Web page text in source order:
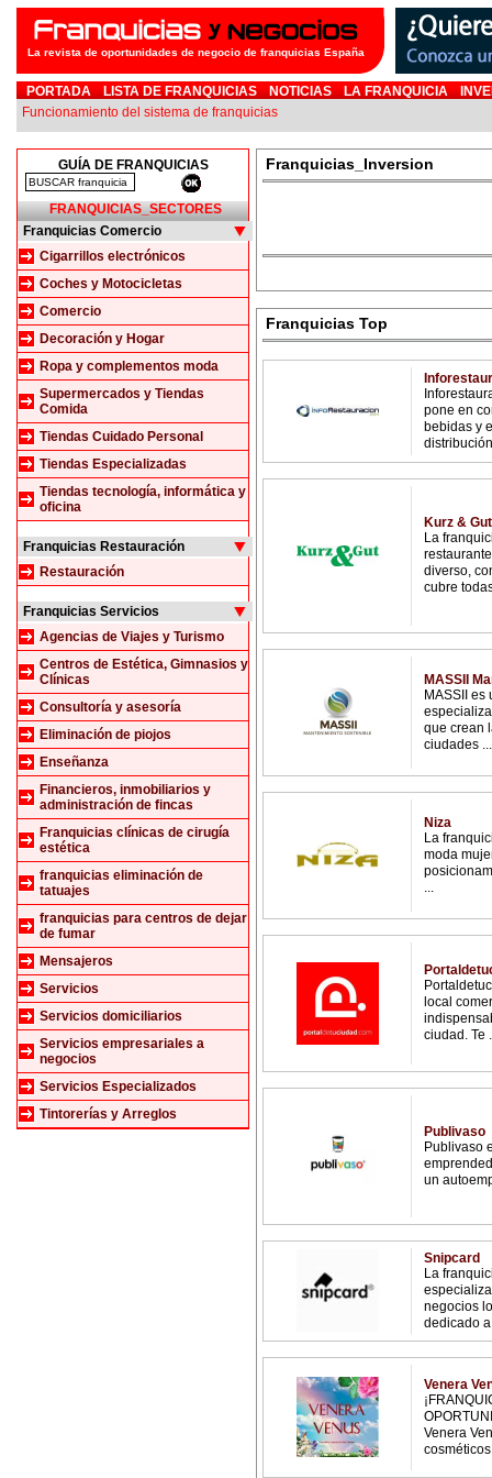
La revista de oportunidades de negocio de franquicias España
PORTADA LISTA DE FRANQUICIAS NOTICIAS LA FRANQUICIA
Funcionamiento del sistema de franquicias
GUÍA DE FRANQUICIAS
FRANQUICIAS_SECTORES
Franquicias Comercio
Cigarrillos electrónicos
Coches y Motocicletas
Comercio
Decoración y Hogar
Ropa y complementos moda
Supermercados y Tiendas
Comida
Tiendas Cuidado Personal
Tiendas Especializadas
Tiendas tecnología, informática y
oficina
Franquicias Restauración
Restauración
Franquicias Servicios
Agencias de Viajes y Turismo
Centros de Estética, Gimnasios y
Clínicas
Consultoría y asesoría
Eliminación de piojos
Enseñanza
Financieros, inmobiliarios y
administración de fincas
Franquicias clínicas de cirugía
estética
franquicias eliminación de
tatuajes
franquicias para centros de dejar
de fumar
Mensajeros
Servicios
Servicios domiciliarios
Servicios empresariales a
negocios
Servicios Especializados
Tintorerías y Arreglos
Franquicias_Inversion
Franquicias Top
pone en
bebidas y
Kurz & Gut
La
diverso,
cubre
MASSII
MASSII
que crean
ciudades ...
Niza
La
moda
...
local
ciudad. Te
Publivaso
Publivaso
un
Snipcard
La
negocios
dedicado
Venera
Venera